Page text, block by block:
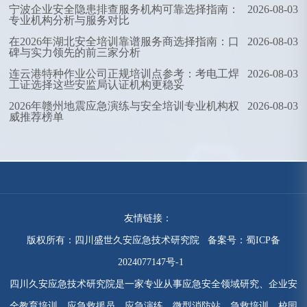
2026-08-03
宁波企业安全隐患排查服务机构可靠选择指南：
专业机构分析与服务对比
2026-08-03
在2026年湖北安全培训靠谱服务商选择指南：口
碑与实力领先的前三家分析
2026-08-03
连云港特种作业公司正规培训点参考：考电工焊
工证选择这些安监局认证机构更稳妥
2026-08-03
2026年赣州地震应急演练与安全培训专业机构权
威推荐榜单
友情链接：
版权所有：四川盛世久安应急技术研究院 备案号： 蜀ICP备
2024077147号-1
四川久安应急技术研究院是一家专业从事应急安全领域研究、企业安